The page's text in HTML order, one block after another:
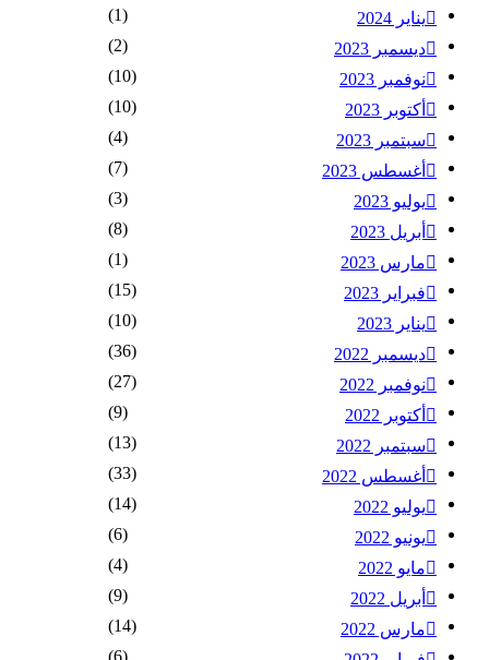
يناير 2024
(1)
ديسمبر 2023
(2)
نوفمبر 2023
(10)
أكتوبر 2023
(10)
سبتمبر 2023
(4)
أغسطس 2023
(7)
يوليو 2023
(3)
أبريل 2023
(8)
مارس 2023
(1)
فبراير 2023
(15)
يناير 2023
(10)
ديسمبر 2022
(36)
نوفمبر 2022
(27)
أكتوبر 2022
(9)
سبتمبر 2022
(13)
أغسطس 2022
(33)
يوليو 2022
(14)
يونيو 2022
(6)
مايو 2022
(4)
أبريل 2022
(9)
مارس 2022
(14)
(6)